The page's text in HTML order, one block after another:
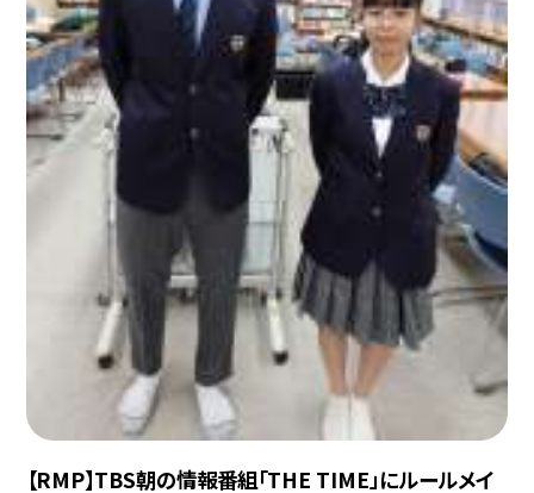
【RMP】TBS朝の情報番組「THE TIME」にルールメイ